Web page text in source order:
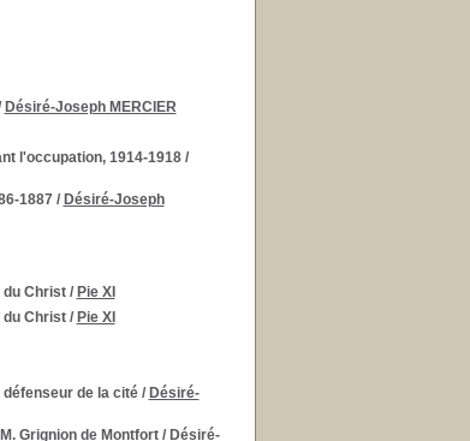
Désiré-Joseph MERCIER
l'occupation, 1914-1918/
1887/ Désiré-Joseph
du Christ/ Pie XI
du Christ/ Pie XI
de la cité/ Désiré-
Grignion de Montfort/ Désiré-